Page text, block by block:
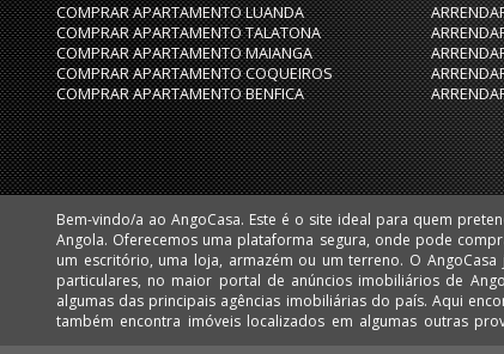
COMPRAR APARTAMENTO LUANDA
COMPRAR APARTAMENTO TALATONA
COMPRAR APARTAMENTO MAIANGA
COMPRAR APARTAMENTO COQUEIROS
COMPRAR APARTAMENTO BENFICA
Bem-vindo/a ao AngoCasa. Este é o site ideal para quem
Angola. Oferecemos uma plataforma segura, onde pode
um escritório, uma loja, armazém ou um terreno. O AngoCasa junta profissionais do ramo imobiliário e
particulares, no maior portal de anúncios imobiliários de
algumas das principais agências imobiliárias do país. Aqui encontra milhares de imóveis em Luanda, mas
também encontra imóveis localizados em algumas outras
Huíla e Namibe. Facilmente poderá encontrar apartamentos,
mais desejadas de Luanda, como: Talatona, Benfica, Lar do
Cabo, Ingombota, Kinaxixi, Maculusso, Maianga, Morro Bento, Nova Vida, Viana e Vila Alice Assim como
muitos imóveis nas centralidades de Luanda: Kilamba e